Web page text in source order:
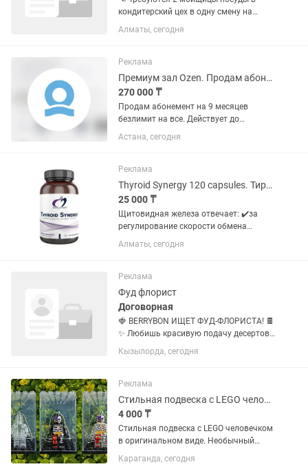
кондитерский цех в одну смену на
постоянку!! Заработная плата
выдается два раза в месяц!! 💰 Оплата:
2/2, с 08:00 до...
Алматы, сегодня
Реклама
Премиум зал Ozen. Продам абонемент
270 000 ₸
Продам абонемент на 9 месяцев
безлимит на все. Действует до
30.04.27г. Переоформление 50/50. По
15.000 тг. Полный доступ ко всему
групповым занятиям. Больше 30...
Астана, сегодня
Реклама
Thyroid Synergy 120 capsules. Тироид Синерджи от Designs For Health
25 000 ₸
Щитовидная железа отвечает: ✔️за
регулирование скорости обмена
веществ ✔️выработки энергии в
организме, что влияет практически на
способствовать позитивному...
Алматы, сегодня
Реклама
Фуд флорист
Договорная
🍓 BERRYBON ИЩЕТ ФУД-ФЛОРИСТА! 🍫
✨ Любишь красивую подачу десертов
и хочешь работать в дружной
команде? Тогда мы ждем именно тебя!
Требования: ❤️ Возраст от 18 до...
Кызылорда, сегодня
Реклама
Стильная подвеска с LEGO человечком в оригинальном виде.
4 000 ₸
Стильная подвеска с LEGO человечком
в оригинальном виде. Необычный
аксессуар, который сразу привлекает
внимание и подчёркивает
Караганда, сегодня